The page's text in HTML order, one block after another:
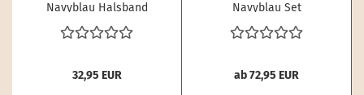
Navyblau Halsband
32,95 EUR
Navyblau Set
ab 72,95 EUR